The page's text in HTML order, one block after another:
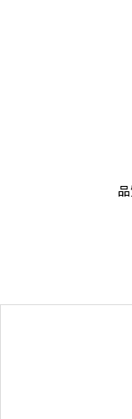
難削材への取り